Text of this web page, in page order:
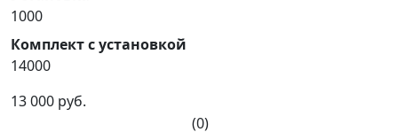
1000
Комплект с установкой
14000
13 000 руб.
(0)